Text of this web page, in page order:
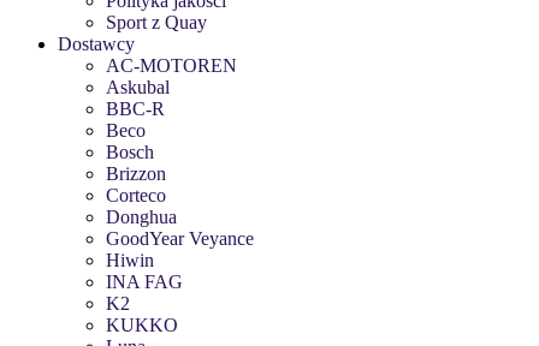
Sport z Quay
Dostawcy
AC-MOTOREN
Askubal
BBC-R
Beco
Bosch
Brizzon
Corteco
Donghua
GoodYear Veyance
Hiwin
INA FAG
K2
KUKKO